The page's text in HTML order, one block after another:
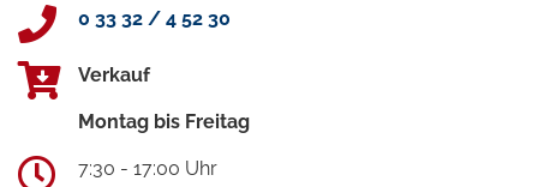
0 33 32 / 4 52 30
Verkauf
Montag bis Freitag
7:30 - 17:00 Uhr